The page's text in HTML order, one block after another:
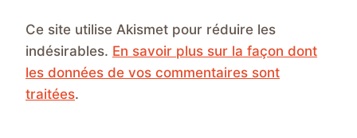
Ce site utilise Akismet pour réduire les
indésirables. En savoir plus sur la façon dont
les données de vos commentaires sont
traitées.